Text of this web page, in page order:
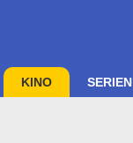
KINO SERIEN